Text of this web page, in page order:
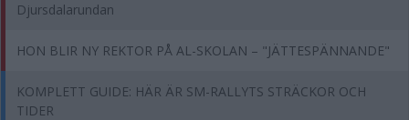
Djursdalarundan
HON BLIR NY REKTOR PÅ AL-SKOLAN – "JÄTTESPÄNNANDE"
KOMPLETT GUIDE: HÄR ÄR SM-RALLYTS STRÄCKOR OCH
TIDER